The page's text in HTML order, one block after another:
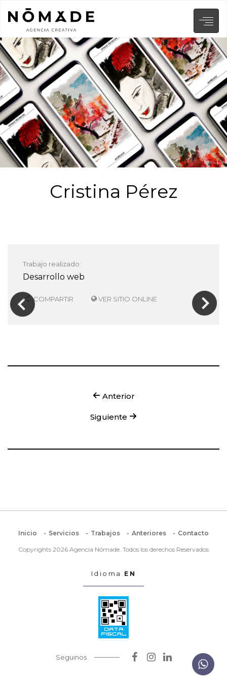
Cristina Pérez
Trabajo realizado:
Desarrollo web
COMPARTIR VER SITIO ONLINE
Anterior
Siguiente
Inicio Servicios Trabajos Anteriores Contacto
Copyrights 2026 Agencia Nómade. Todos los derechos Reservados
Idioma EN
Seguinos